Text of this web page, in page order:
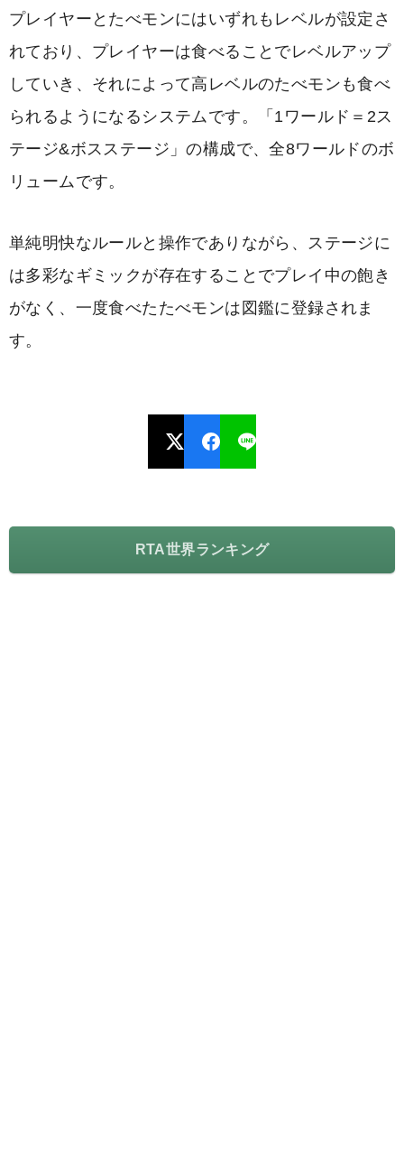
プレイヤーとたべモンにはいずれもレベルが設定さ
れており、プレイヤーは食べることでレベルアップ
していき、それによって高レベルのたべモンも食べ
られるようになるシステムです。「1ワールド＝2ス
テージ&ボスステージ」の構成で、全8ワールドのボ
リュームです。
単純明快なルールと操作でありながら、ステージに
は多彩なギミックが存在することでプレイ中の飽き
がなく、一度食べたたべモンは図鑑に登録されま
す。
RTA世界ランキング